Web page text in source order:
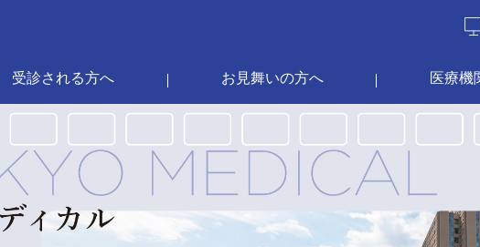
受診される方へ お見舞いの方へ 医療機